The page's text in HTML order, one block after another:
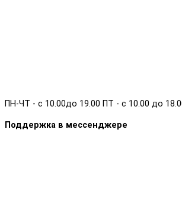
ПН-ЧТ - с 10.00до 19.00 ПТ - с 10.00 до
Поддержка в мессенджере